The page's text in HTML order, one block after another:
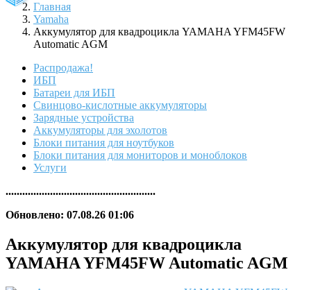
Главная
Yamaha
Аккумулятор для квадроцикла YAMAHA YFM45FW
Automatic AGM
Распродажа!
ИБП
Батареи для ИБП
Свинцово-кислотные аккумуляторы
Зарядные устройства
Аккумуляторы для эхолотов
Блоки питания для ноутбуков
Блоки питания для мониторов и моноблоков
Услуги
......................................................
Обновлено: 07.08.26 01:06
Аккумулятор для квадроцикла
YAMAHA YFM45FW Automatic AGM